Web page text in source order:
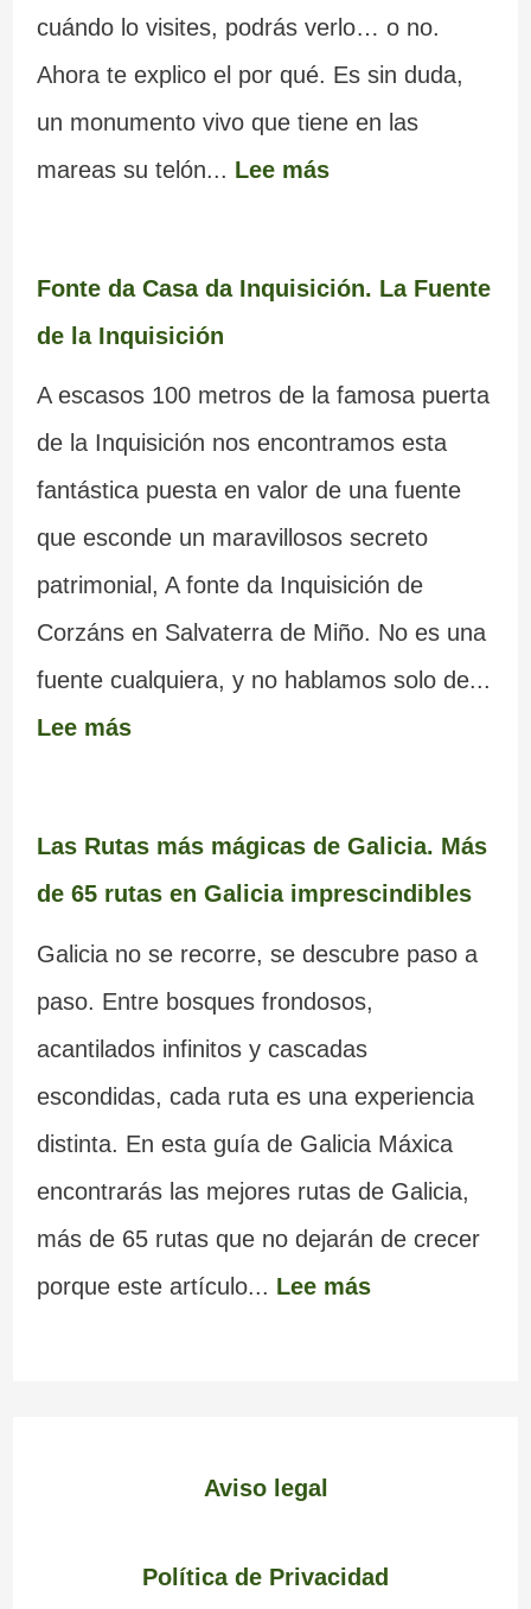
cuándo lo visites, podrás verlo… o no.
Ahora te explico el por qué. Es sin duda,
un monumento vivo que tiene en las
mareas su telón... Lee más
Fonte da Casa da Inquisición. La Fuente
de la Inquisición
A escasos 100 metros de la famosa puerta
de la Inquisición nos encontramos esta
fantástica puesta en valor de una fuente
que esconde un maravillosos secreto
patrimonial, A fonte da Inquisición de
Corzáns en Salvaterra de Miño. No es una
fuente cualquiera, y no hablamos solo de...
Lee más
Las Rutas más mágicas de Galicia. Más
de 65 rutas en Galicia imprescindibles
Galicia no se recorre, se descubre paso a
paso. Entre bosques frondosos,
acantilados infinitos y cascadas
escondidas, cada ruta es una experiencia
distinta. En esta guía de Galicia Máxica
encontrarás las mejores rutas de Galicia,
más de 65 rutas que no dejarán de crecer
porque este artículo... Lee más
Aviso legal
Política de Privacidad